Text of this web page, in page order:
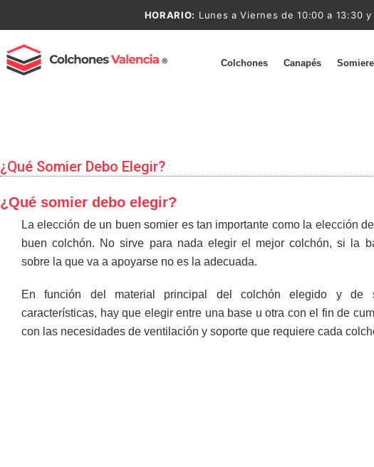
HORARIO: Lunes a Viernes de 10:00 a 13:30
Colchones Canapés
¿Qué Somier Debo Elegir?
¿Qué somier debo elegir?
La elección de un buen somier es tan importante como la elección
buen colchón. No sirve para nada elegir el mejor colchón, si la
sobre la que va a apoyarse no es la adecuada.
En función del material principal del colchón elegido y de
características, hay que elegir entre una base u otra con el fin de
con las necesidades de ventilación y soporte que requiere cada